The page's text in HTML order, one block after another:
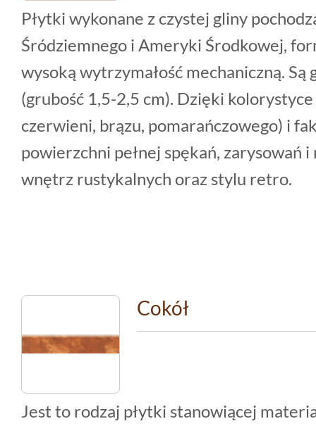
Płytki wykonane z czystej gliny
Śródziemnego i Ameryki Środkowej,
wysoką wytrzymałość mechaniczną. Są
(grubość 1,5-2,5 cm). Dzięki
czerwieni, brązu, pomarańczowego) i
powierzchni pełnej spękań, zarysowań
wnętrz rustykalnych oraz stylu retro.
Cokół
Jest to rodzaj płytki stanowiącej